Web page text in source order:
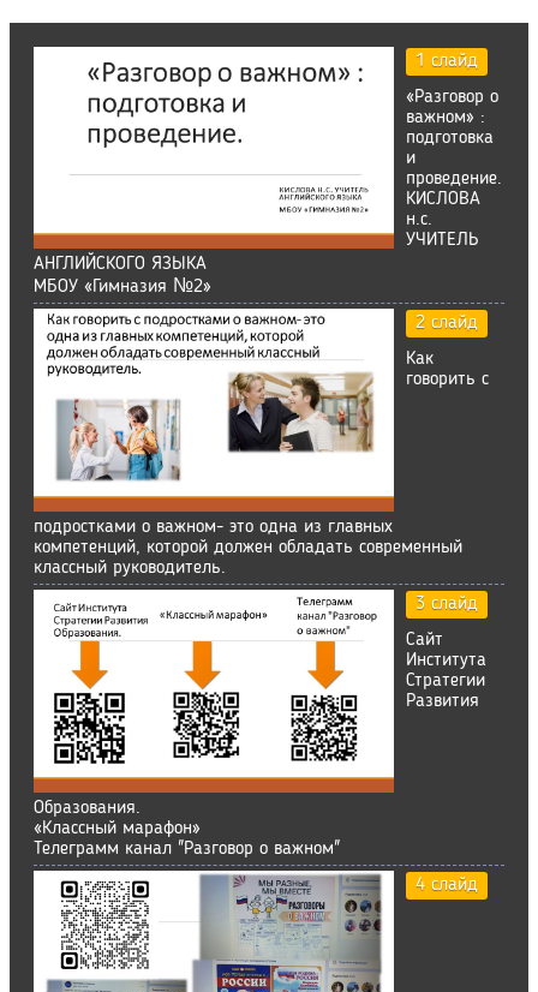
1 слайд
«Разговор о
важном» :
подготовка
и
проведение.
КИСЛОВА
н.с.
УЧИТЕЛЬ
АНГЛИЙСКОГО ЯЗЫКА
МБОУ «Гимназия №2»
2 слайд
Как
говорить с
подростками о важном- это одна из главных
компетенций, которой должен обладать современный
классный руководитель.
3 слайд
Сайт
Института
Стратегии
Развития
Образования.
«Классный марафон»
Телеграмм канал "Разговор о важном"
4 слайд